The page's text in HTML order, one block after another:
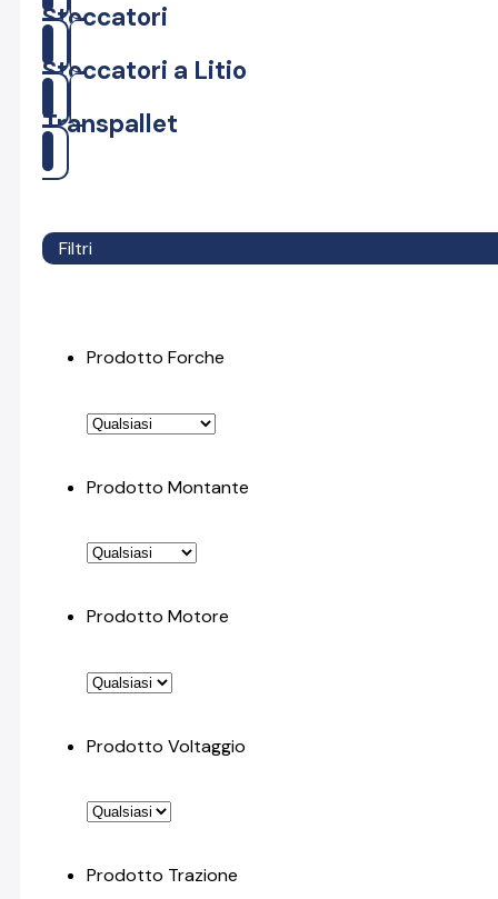
Stoccatori
Stoccatori a Litio
Transpallet
Filtri
Prodotto Forche
Prodotto Montante
Prodotto Motore
Prodotto Voltaggio
Prodotto Trazione